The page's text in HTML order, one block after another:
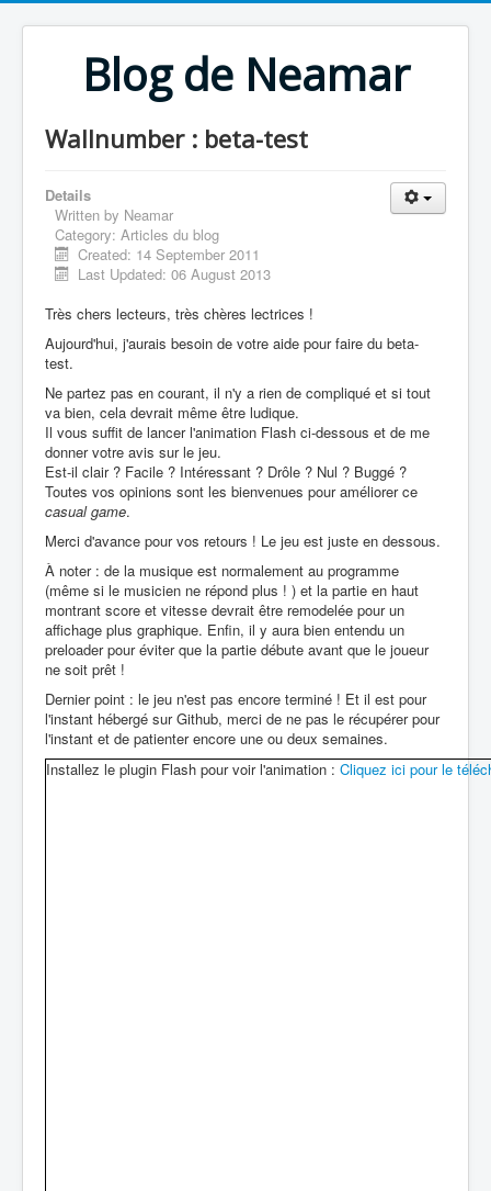
Blog de Neamar
Wallnumber : beta-test
Details
Written by Neamar
Category: Articles du blog
Created: 14 September 2011
Last Updated: 06 August 2013
Très chers lecteurs, très chères lectrices !
Aujourd'hui, j'aurais besoin de votre aide pour faire du beta-
test.
Ne partez pas en courant, il n'y a rien de compliqué et si tout
va bien, cela devrait même être ludique.
Il vous suffit de lancer l'animation Flash ci-dessous et de me
donner votre avis sur le jeu.
Est-il clair ? Facile ? Intéressant ? Drôle ? Nul ? Buggé ?
Toutes vos opinions sont les bienvenues pour améliorer ce
casual game.
Merci d'avance pour vos retours ! Le jeu est juste en dessous.
À noter : de la musique est normalement au programme
(même si le musicien ne répond plus ! ) et la partie en haut
montrant score et vitesse devrait être remodelée pour un
affichage plus graphique. Enfin, il y aura bien entendu un
preloader pour éviter que la partie débute avant que le joueur
ne soit prêt !
Dernier point : le jeu n'est pas encore terminé ! Et il est pour
l'instant hébergé sur Github, merci de ne pas le récupérer pour
l'instant et de patienter encore une ou deux semaines.
Installez le plugin Flash pour voir l'animation : Cliquez ici pour le